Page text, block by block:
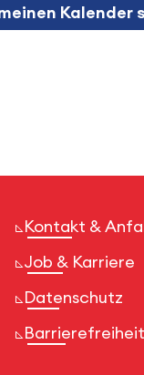
Kalender
Kontakt &
Job & Karriere
Datenschutz
Barrierefreiheit